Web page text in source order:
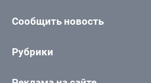
Сообщить новость
Рубрики